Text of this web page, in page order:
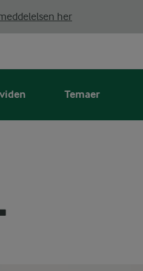
her
Temaer